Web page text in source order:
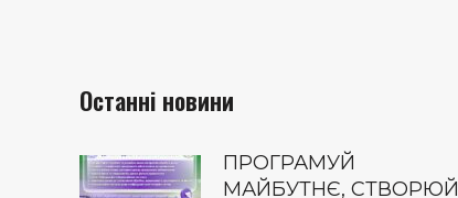
Останні новини
ПРОГРАМУЙ
МАЙБУТНЄ, СТВОРЮЙ